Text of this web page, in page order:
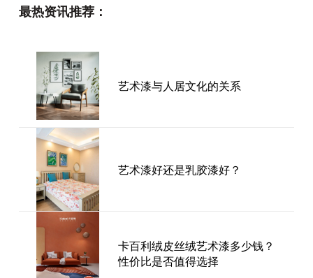
最热资讯推荐：
艺术漆与人居文化的关系
艺术漆好还是乳胶漆好？
卡百利绒皮丝绒艺术漆多少钱？
性价比是否值得选择